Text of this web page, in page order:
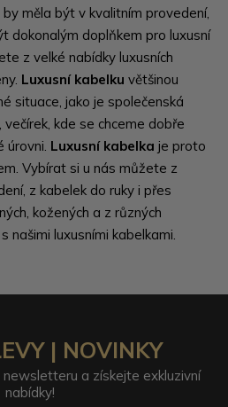
by měla být v kvalitním provedení,
dokonalým doplňkem pro luxusní
z velké nabídky luxusních
Luxusní kabelku většinou
situace, jako je společenská
kde se chceme dobře
úrovni. Luxusní kabelka je proto
Vybírat si u nás můžete z
z kabelek do ruky i přes
kožených a z různých
našimi luxusními kabelkami.
| NOVINKY
a získejte exkluzivní
nabídky!